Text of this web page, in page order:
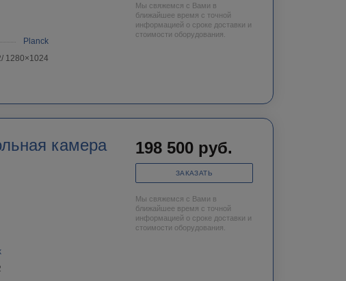
Planck
1280×1024
Мы свяжемся с Вами в
ближайшее время с точной
информацией о сроке доставки и
стоимости оборудования.
камера
198 500 руб.
ЗАКАЗАТЬ
Мы свяжемся с Вами в
ближайшее время с точной
информацией о сроке доставки и
стоимости оборудования.